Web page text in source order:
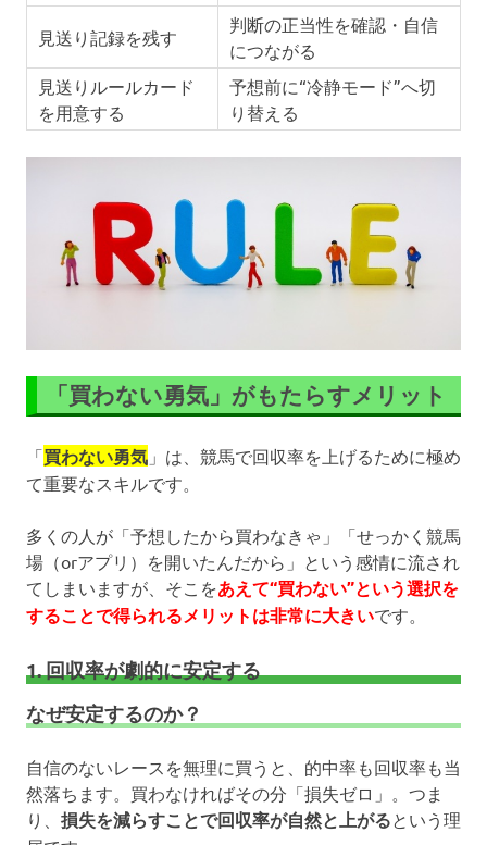
見送り記録を残す
判断の正当性を確認・自信
につながる
見送りルールカード
を用意する
予想前に“冷静モード”へ切
り替える
「買わない勇気」がもたらすメリット
「買わない勇気 」は、競馬で回収率を上げるために極め
て重要なスキルです。
多くの人が「予想したから買わなきゃ」「せっかく競馬
場（orアプリ）を開いたんだから」という感情に流され
てしまいますが、そこをあえて“買わない”という選択を
することで得られるメリットは非常に大きいです。
1. 回収率が劇的に安定する
なぜ安定するのか？
自信のないレースを無理に買うと、的中率も回収率も当
然落ちます。買わなければその分「損失ゼロ」。つま
り、 損失を減らすことで回収率が自然と上がるという理